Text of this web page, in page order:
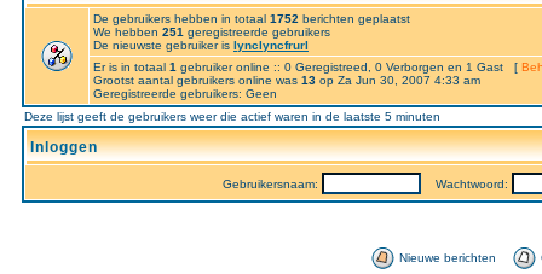
De gebruikers hebben in totaal 1752 berichten geplaatst
We hebben 251 geregistreerde gebruikers
De nieuwste gebruiker is lynclyncfrurl
Er is in totaal 1 gebruiker online :: 0 Geregistreed, 0 Verborgen en 1 Gast [
Grootst aantal gebruikers online was 13 op Za Jun 30, 2007 4:33 am
Geregistreerde gebruikers: Geen
Deze lijst geeft de gebruikers weer die actief waren in de laatste 5 minuten
Inloggen
Gebruikersnaam: Wachtwoord:
Nieuwe berichten